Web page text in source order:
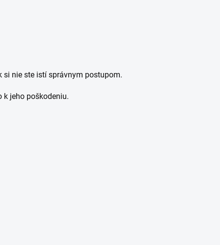
si nie ste istí správnym postupom.
k jeho poškodeniu.